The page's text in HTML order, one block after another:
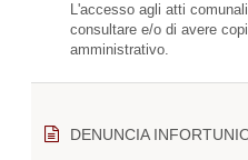
L'accesso agli atti
consultare e/o di avere
amministrativo.
DENUNCIA